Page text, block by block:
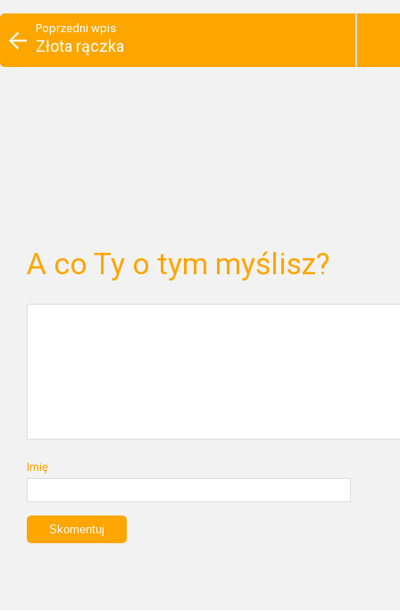
Poprzedni wpis
Złota rączka
A co Ty o tym myślisz?
Imię